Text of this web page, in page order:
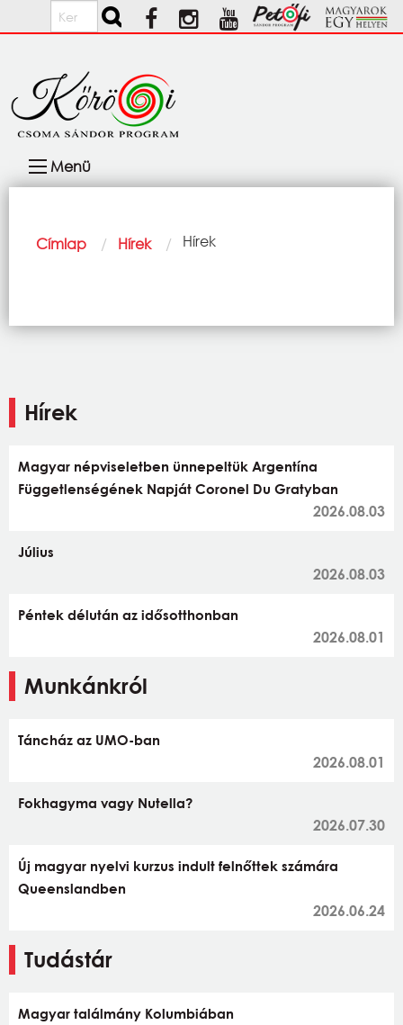
Ugrás a tartalomra
Keresés
navigáció
Menü
Morzsa
Címlap Hírek Current:
Hírek
Hírek
Magyar népviseletben ünnepeltük Argentína
Függetlenségének Napját Coronel Du Gratyban
2026.08.03
Július
2026.08.03
Péntek délután az idősotthonban
2026.08.01
Munkánkról
Táncház az UMO-ban
2026.08.01
Fokhagyma vagy Nutella?
2026.07.30
Új magyar nyelvi kurzus indult felnőttek számára
Queenslandben
2026.06.24
Tudástár
Magyar találmány Kolumbiában